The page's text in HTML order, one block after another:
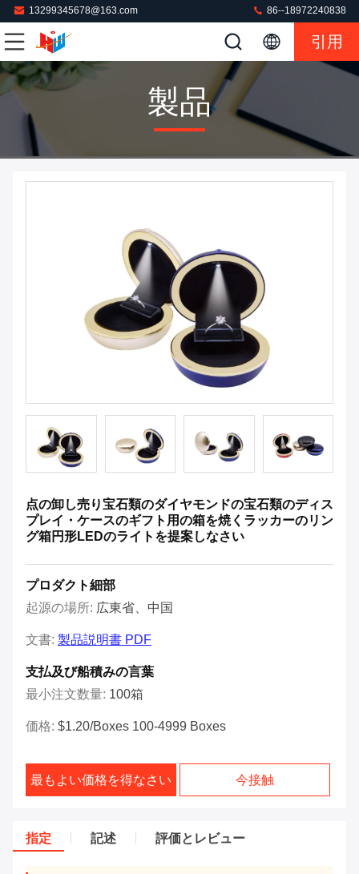
13299345678@163.com 86--18972240838
引用
製品
点の卸し売り宝石類のダイヤモンドの宝石類のディス
プレイ・ケースのギフト用の箱を焼くラッカーのリン
グ箱円形LEDのライトを提案しなさい
プロダクト細部
起源の場所: 広東省、中国
文書: 製品説明書 PDF
支払及び船積みの言葉
最小注文数量: 100箱
価格: $1.20/boxes 100-4999 Boxes
最もよい価格を得なさい 今接触
指定 記述 評価とレビュー